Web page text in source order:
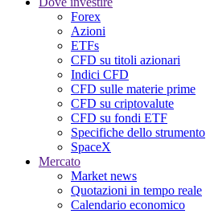
Forex
Azioni
ETFs
CFD su titoli azionari
Indici CFD
CFD sulle materie prime
CFD su criptovalute
CFD su fondi ETF
Specifiche dello strumento
SpaceX
Mercato
Market news
Quotazioni in tempo reale
Calendario economico